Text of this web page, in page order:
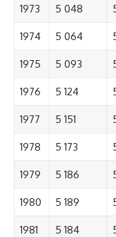
1973 5 048
1974 5 064
1975 5 093
1976 5 124
1977 5 151
1978 5 173
1979 5 186
1980 5 189
1981 5 184